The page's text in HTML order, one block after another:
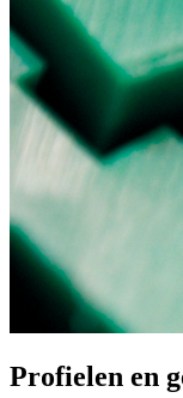
Profielen en